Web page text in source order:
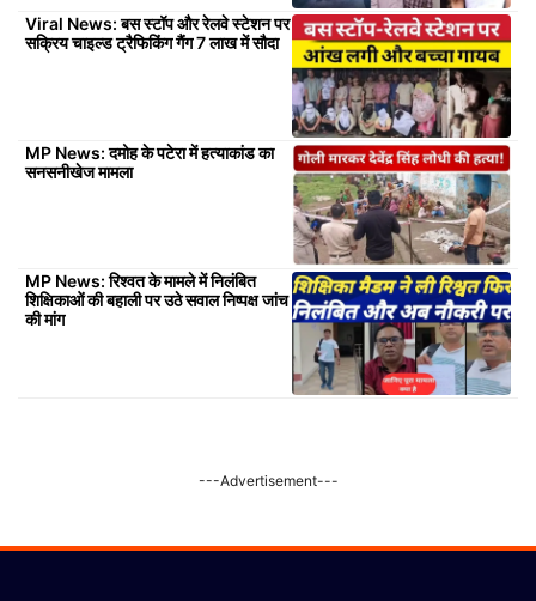
Viral News: बस स्टॉप और रेलवे स्टेशन पर
सक्रिय चाइल्ड ट्रैफिकिंग गैंग 7 लाख में सौदा
MP News: दमोह के पटेरा में हत्याकांड का
सनसनीखेज मामला
MP News: रिश्वत के मामले में निलंबित
शिक्षिकाओं की बहाली पर उठे सवाल निष्पक्ष जांच
की मांग
---Advertisement---